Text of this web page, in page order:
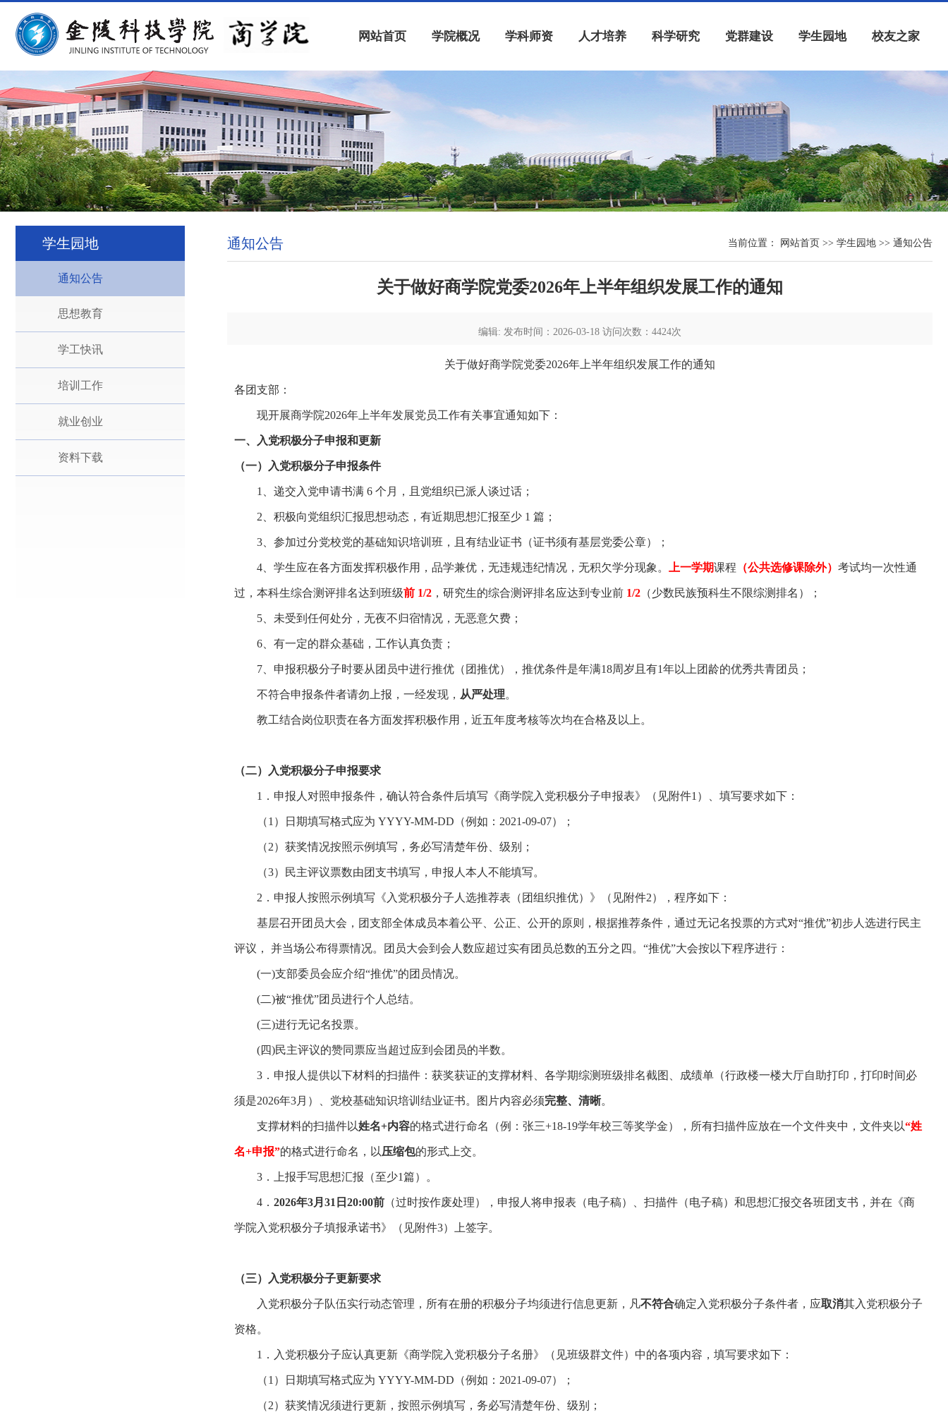
网站首页 学院概况 学科师资 人才培养 科学研究 党群建设 学生园地 校友之家
学生园地
通知公告
思想教育
学工快讯
培训工作
就业创业
资料下载
通知公告 当前位置： 网站首页 >> 学生园地 >> 通知公告
关于做好商学院党委2026年上半年组织发展工作的通知
编辑: 发布时间：2026-03-18 访问次数： 4424次
关于做好商学院党委2026年上半年组织发展工作的通知
各团支部：
现开展商学院2026年上半年发展党员工作有关事宜通知如下：
一、入党积极分子申报和更新
（一）入党积极分子申报条件
1 、递交入党申请书满 6 个月，且党组织已派人谈过话；
2 、积极向党组织汇报思想动态，有近期思想汇报至少 1 篇；
3 、参加过分党校党的基础知识培训班，且有结业证书（证书须有基层党委公章）；
4 、学生应在各方面发挥积极作用，品学兼优，无违规违纪情况，无积欠学分现象。 上一学期课程 （公共选修课除外） 考试均一次性通
过，本科生综合测评排名达到班级前 1/2 ，研究生的综合测评排名应达到专业前 1/2 （少数民族预科生不限综测排名）；
5 、未受到任何处分，无夜不归宿情况，无恶意欠费；
6 、有一定的群众基础，工作认真负责；
7 、申报积极分子时要从团员中进行推优（团推优），推优条件是年满18周岁且有1年以上团龄的优秀共青团员；
不符合申报条件者请勿上报，一经发现， 从严处理。
教工结合岗位职责在各方面发挥积极作用，近五年度考核等次均在合格及以上。
（二）入党积极分子申报要求
1 ．申报人对照申报条件，确认符合条件后填写《商学院入党积极分子申报表》（见附件1 ）、填写要求如下：
（1 ）日期填写格式应为 YYYY-MM-DD （例如： 2021-09-07）；
（2）获奖情况按照示例填写，务必写清楚年份、级别；
（3）民主评议票数由团支书填写，申报人本人不能填写。
2 ．申报 人按照示例填写《入党积极分子人选推荐表（团组织推优）》（见附件2），程序如下：
基层召开团员大会，团支部全体成员本着公平、公正、公开的原则，根据推荐条件，通过无记名投票的方式对“推优”初步人选进行民主
评议， 并当场公布得票情况。团员大会到会人数应超过实有团员总数的五分之四。“推优”大会按以下程序进行：
(一)支部委员会应介绍“推优”的团员情况。
(二)被“推优”团员进行个人总结。
(三)进行无记名投票。
(四)民主评议的赞同票应当超过应到会团员的半数。
3 ．申报人提供以下材料的扫描件：获奖获证的支撑材料、各学期综测班级排名截图、成绩单（行政楼一楼大厅自助打印，打印时间必
须是2026年3月）、党校基础知识培训结业证书。图片内容必须完整、清晰。
支撑材料的扫描件以姓名+内容的格式进行命名（例：张三+18-19学年校三等奖学金），所有扫描件应放在一个文件夹中，文件夹以“姓
名+申报”的格式进行命名，以压缩包的形式上交。
3 ．上报手写思想汇报（至少1篇）。
4 ． 2026年3月 31 日 20:00前 （过时按作废处理），申报人将申报表（电子稿）、扫描件（电子稿）和思想汇报交各班团支书，并在《商
学院入党积极分子填报承诺书》（见附件3）上签字。
（三）入党积极分子更新要求
入党积极分子队伍实行动态管理，所有在册的积极分子均须进行信息更新，凡不符合确定入党积极分子条件者，应取消其入党积极分子
资格。
1 ．入党积极分子应认真更新《商学院入党积极分子名册》（见班级群文件）中的各项内容，填写要求如下：
（1 ）日期填写格式应为 YYYY-MM-DD （例如： 2021-09-07）；
（2）获奖情况须进行更新，按照示例填写，务必写清楚年份、级别；